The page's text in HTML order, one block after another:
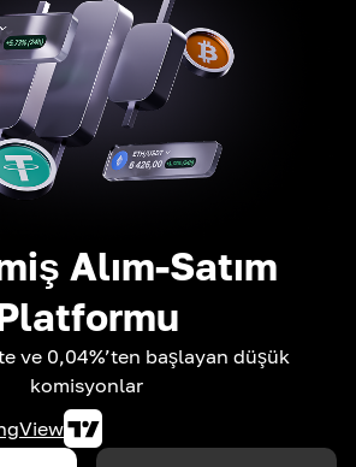
Alım-Satım
ve 0,04%’ten başlayan düşük
komisyonlar